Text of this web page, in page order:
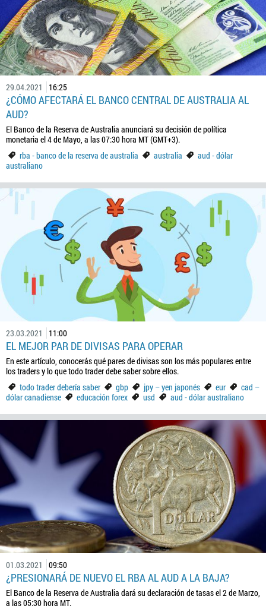
29.04.2021 16:25
¿CÓMO AFECTARÁ EL BANCO CENTRAL DE AUSTRALIA AL
AUD?
El Banco de la Reserva de Australia anunciará su decisión de política
monetaria el 4 de Mayo, a las 07:30 hora MT (GMT+3).
rba - banco de la reserva de australia
australia
aud - dólar
australiano
23.03.2021 11:00
EL MEJOR PAR DE DIVISAS PARA OPERAR
En este artículo, conocerás qué pares de divisas son los más populares entre
los traders y lo que todo trader debe saber sobre ellos.
todo trader debería saber
gbp jpy – yen japonés eur
cad –
dólar canadiense
educación forex usd aud - dólar australiano
01.03.2021 09:50
¿PRESIONARÁ DE NUEVO EL RBA AL AUD A LA BAJA?
El Banco de la Reserva de Australia dará su declaración de tasas el 2 de Marzo,
a las 05:30 hora MT.